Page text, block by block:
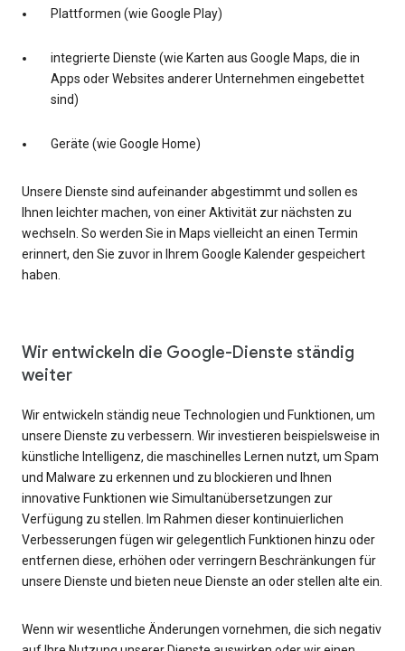
Plattformen (wie Google Play)
integrierte Dienste (wie Karten aus Google Maps, die in
Apps oder Websites anderer Unternehmen eingebettet
sind)
Geräte (wie Google Home)
Unsere Dienste sind aufeinander abgestimmt und sollen es
Ihnen leichter machen, von einer Aktivität zur nächsten zu
wechseln. So werden Sie in Maps vielleicht an einen Termin
erinnert, den Sie zuvor in Ihrem Google Kalender gespeichert
haben.
Wir entwickeln die Google-Dienste ständig
weiter
Wir entwickeln ständig neue Technologien und Funktionen, um
unsere Dienste zu verbessern. Wir investieren beispielsweise in
künstliche Intelligenz, die maschinelles Lernen nutzt, um Spam
und Malware zu erkennen und zu blockieren und Ihnen
innovative Funktionen wie Simultanübersetzungen zur
Verfügung zu stellen. Im Rahmen dieser kontinuierlichen
Verbesserungen fügen wir gelegentlich Funktionen hinzu oder
entfernen diese, erhöhen oder verringern Beschränkungen für
unsere Dienste und bieten neue Dienste an oder stellen alte ein.
Wenn wir wesentliche Änderungen vornehmen, die sich negativ